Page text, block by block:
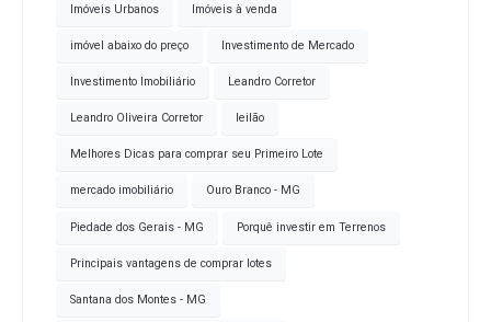
Imóveis Urbanos Imóveis à venda
imóvel abaixo do preço Investimento de Mercado
Investimento Imobiliário Leandro Corretor
Leandro Oliveira Corretor leilão
Melhores Dicas para comprar seu Primeiro Lote
mercado imobiliário Ouro Branco - MG
Piedade dos Gerais - MG Porquê investir em Terrenos
Principais vantagens de comprar lotes
Santana dos Montes - MG